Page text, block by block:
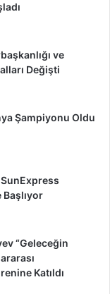
ve
Değişti
Şampiyonu Oldu
“Geleceğin
Katıldı